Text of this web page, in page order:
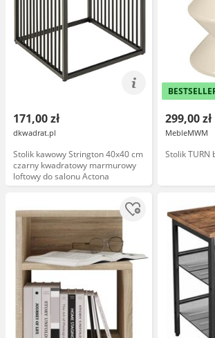
171,00 zł
dkwadrat.pl
Stolik kawowy Strington 40x40 cm
czarny kwadratowy marmurowy
loftowy do salonu Actona
299,00 zł
MebleMWM
Stolik TURN